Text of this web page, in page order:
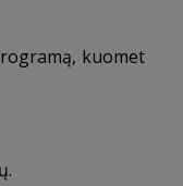
kuomet